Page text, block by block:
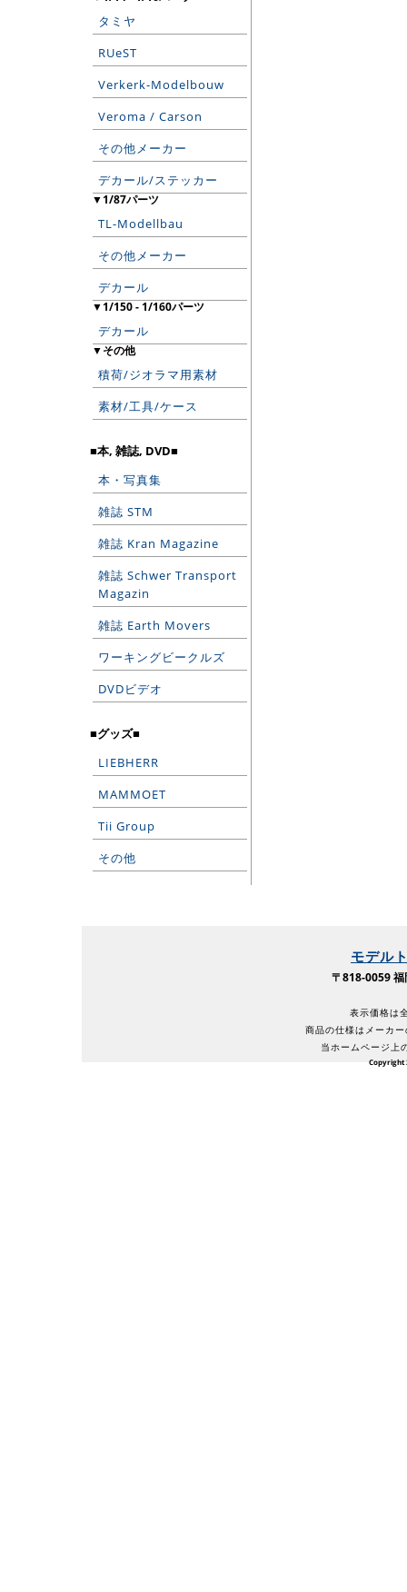
タミヤ
RUeST
Verkerk-Modelbouw
Veroma / Carson
その他メーカー
デカール/ステッカー
▼1/87パーツ
TL-Modellbau
その他メーカー
デカール
▼1/150 - 1/160パーツ
デカール
▼その他
積荷/ジオラマ用素材
素材/工具/ケース
■本, 雑誌, DVD■
本・写真集
雑誌 STM
雑誌 Kran Magazine
雑誌 Schwer Transport
Magazin
雑誌 Earth Movers
ワーキングビークルズ
DVDビデオ
■グッズ■
LIEBHERR
MAMMOET
Tii Group
その他
モデル
〒818-0059
表示価格は
商品の仕様はメーカ
当ホームページ上
Copyright